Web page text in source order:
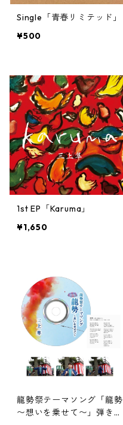
Single「青春リミテッド」
¥500
1st EP「Karuma」
¥1,650
龍勢祭テーマソング「龍勢
〜想いを乗せて〜」弾き語